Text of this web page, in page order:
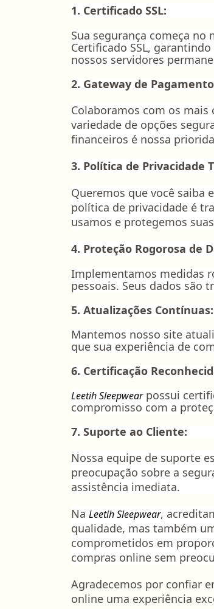
1. Certificado SSL:
Sua segurança começa
Certificado SSL,
nossos servidores
2. Gateway de
Colaboramos com os
variedade de opções
financeiros é nossa
3. Política de Privacidade
Queremos que você saiba
política de privacidade é
usamos e protegemos
4. Proteção Rogorosa de
Implementamos medidas
pessoais. Seus dados são
5. Atualizações Contínuas:
Mantemos nosso site
que sua experiência de
6. Certificação
Leetih Sleepwearpossui
compromisso com a
7. Suporte ao Cliente:
Nossa equipe de suporte
preocupação sobre a
assistência imediata.
Na Leetih Sleepwear,
qualidade, mas também
comprometidos em
compras online sem
Agradecemos por confiar
online uma experiência